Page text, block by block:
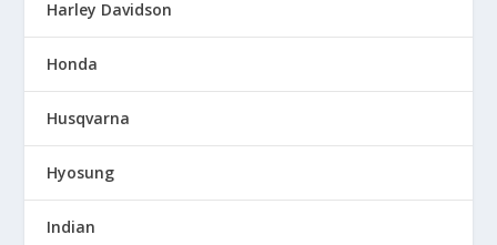
Harley Davidson
Honda
Husqvarna
Hyosung
Indian